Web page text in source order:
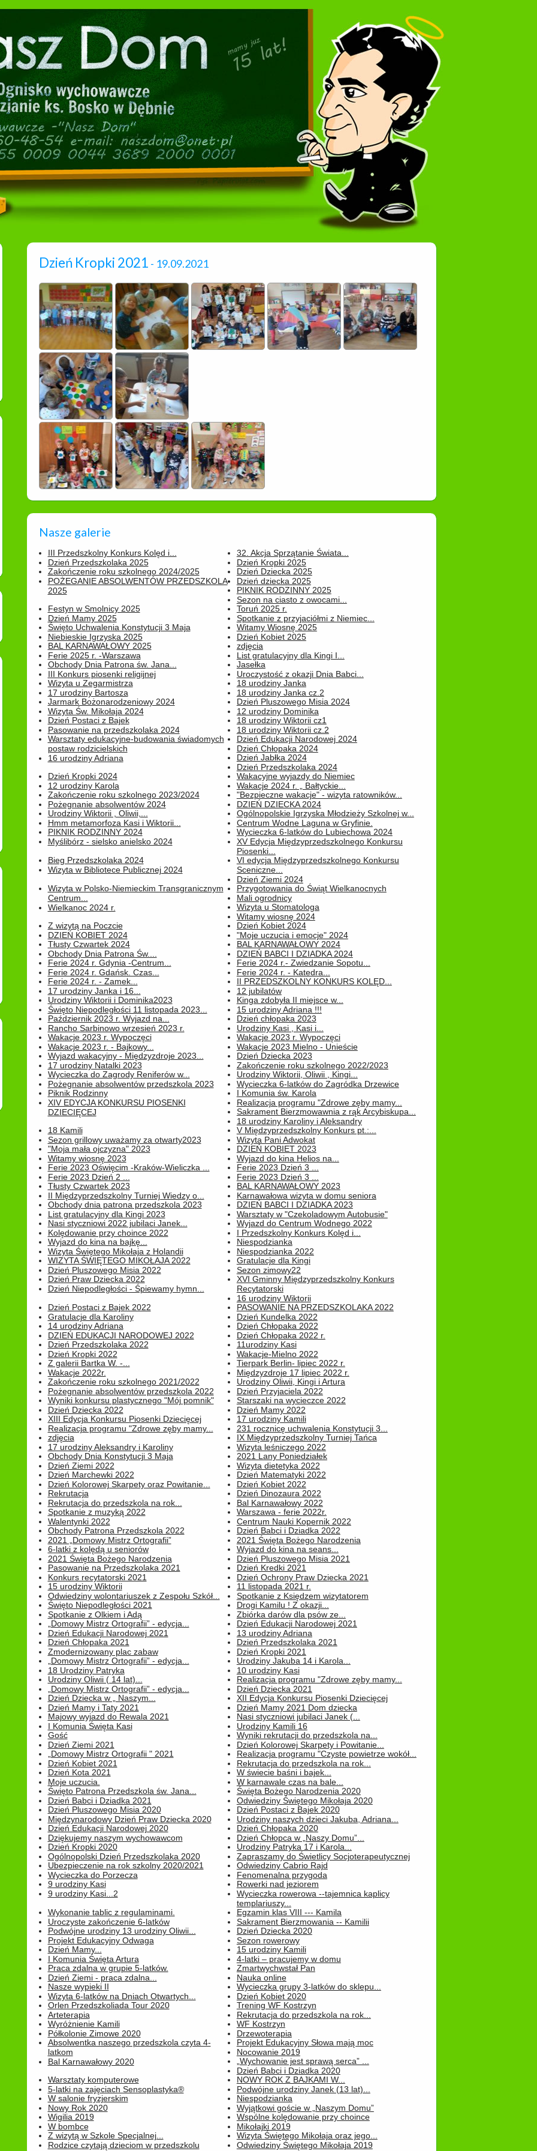
Dzień Kropki 2021 - 19.09.2021
Nasze galerie
III Przedszkolny Konkurs Kolęd i...
Dzień Przedszkolaka 2025
32. Akcja Sprzątanie Świata...
Dzień Kropki 2025
Zakończenie roku szkolnego 2024/2025
POŻEGANIE ABSOLWENTÓW PRZEDSZKOLA
2025
Dzień Dziecka 2025
Dzień dziecka 2025
PIKNIK RODZINNY 2025
Sezon na ciasto z owocami...
Festyn w Smolnicy 2025
Dzień Mamy 2025
Toruń 2025 r.
Spotkanie z przyjaciółmi z Niemiec...
Święto Uchwalenia Konstytucji 3 Maja
Niebieskie Igrzyska 2025
Witamy Wiosnę 2025
Dzień Kobiet 2025
BAL KARNAWAŁOWY 2025
Ferie 2025 r. -Warszawa
zdjęcia
List gratulacyjny dla Kingi I...
Obchody Dnia Patrona św. Jana...
III Konkurs piosenki religijnej
Jasełka
Uroczystość z okazji Dnia Babci...
Wizyta u Zegarmistrza
17 urodziny Bartosza
18 urodziny Janka
18 urodziny Janka cz.2
Jarmark Bożonarodzeniowy 2024
Wizyta Św. Mikołaja 2024
Dzień Pluszowego Misia 2024
12 urodziny Dominika
Dzień Postaci z Bajek
Pasowanie na przedszkolaka 2024
18 urodziny Wiktorii cz1
18 urodziny Wiktorii cz.2
Warsztaty edukacyjne-budowania świadomych
postaw rodzicielskich
16 urodziny Adriana
Dzień Edukacji Narodowej 2024
Dzień Chłopaka 2024
Dzień Jabłka 2024
Dzień Przedszkolaka 2024
Dzień Kropki 2024
12 urodziny Karola
Wakacyjne wyjazdy do Niemiec
Wakacje 2024 r. „ Bałtyckie...
Zakończenie roku szkolnego 2023/2024
Pożegnanie absolwentów 2024
"Bezpieczne wakacje" - wizyta ratowników...
DZIEŃ DZIECKA 2024
Urodziny Wiktorii , Oliwii,...
Hmm metamorfoza Kasi i Wiktorii...
Ogólnopolskie Igrzyska Młodzieży Szkolnej w...
Centrum Wodne Laguna w Gryfinie.
PIKNIK RODZINNY 2024
Myślibórz - sielsko anielsko 2024
Wycieczka 6-latków do Lubiechowa 2024
XV Edycja Międzyprzedszkolnego Konkursu
Piosenki...
Bieg Przedszkolaka 2024
Wizyta w Bibliotece Publicznej 2024
VI edycja Międzyprzedszkolnego Konkursu
Sceniczne...
Dzień Ziemi 2024
Wizyta w Polsko-Niemieckim Transgranicznym
Centrum...
Wielkanoc 2024 r.
Przygotowania do Świąt Wielkanocnych
Mali ogrodnicy
Wizyta u Stomatologa
Witamy wiosnę 2024
Z wizytą na Poczcie
DZIEŃ KOBIET 2024
Dzień Kobiet 2024
"Moje uczucia i emocje" 2024
Tłusty Czwartek 2024
Obchody Dnia Patrona Św....
BAL KARNAWAŁOWY 2024
DZIEŃ BABCI I DZIADKA 2024
Ferie 2024 r. Gdynia -Centrum...
Ferie 2024 r. Gdańsk. Czas...
Ferie 2024 r.- Zwiedzanie Sopotu...
Ferie 2024 r. - Katedra...
Ferie 2024 r. - Zamek...
17 urodziny Janka i 16...
II PRZEDSZKOLNY KONKURS KOLĘD...
12 jubilatów
Urodziny Wiktorii i Dominika2023
Święto Niepodległości 11 listopada 2023...
Kinga zdobyła II miejsce w...
15 urodziny Adriana !!!
Październik 2023 r. Wyjazd na...
Rancho Sarbinowo wrzesień 2023 r.
Dzień chłopaka 2023
Urodziny Kasi , Kasi i...
Wakacje 2023 r. Wypoczęci
Wakacje 2023 r. - Bajkowy...
Wakacje 2023 r. Wypoczęci
Wakacje 2023 Mielno - Unieście
Wyjazd wakacyjny - Międzyzdroje 2023...
17 urodziny Natalki 2023
Dzień Dziecka 2023
Zakończenie roku szkolnego 2022/2023
Wycieczka do Zagrody Reniferów w...
Pożegnanie absolwentów przedszkola 2023
Urodziny Wiktorii, Oliwii , Kingi...
Wycieczka 6-latków do Zagródka Drzewice
Piknik Rodzinny
XIV EDYCJA KONKURSU PIOSENKI
DZIECIĘCEJ
I Komunia św. Karola
Realizacja programu "Zdrowe zęby mamy...
Sakrament Bierzmowawnia z rąk Arcybiskupa...
18 urodziny Karoliny i Aleksandry
18 Kamili
Sezon grillowy uważamy za otwarty2023
V Międzyprzedszkolny Konkurs pt.:...
Wizyta Pani Adwokat
"Moja mała ojczyzna" 2023
Witamy wiosnę 2023
DZIEŃ KOBIET 2023
Wyjazd do kina Helios na...
Ferie 2023 Oświęcim -Kraków-Wieliczka ...
Ferie 2023 Dzień 2 ...
Ferie 2023 Dzień 3 ...
Ferie 2023 Dzień 3 ...
Tłusty Czwartek 2023
II Międzyprzedszkolny Turniej Wiedzy o...
BAL KARNAWAŁOWY 2023
Karnawałowa wizyta w domu seniora
Obchody dnia patrona przedszkola 2023
List gratulacyjny dla Kingi 2023
DZIEŃ BABCI I DZIADKA 2023
Warsztaty w "Czekoladowym Autobusie"
Nasi styczniowi 2022 jubilaci Janek...
Kolędowanie przy choince 2022
Wyjazd do Centrum Wodnego 2022
I Przedszkolny Konkurs Kolęd i...
Wyjazd do kina na bajkę...
Wizyta Świętego Mikołaja z Holandii
Niespodzianka
Niespodzianka 2022
WIZYTA ŚWIĘTEGO MIKOŁAJA 2022
Dzień Pluszowego Misia 2022
Gratulacje dla Kingi
Sezon zimowy22
Dzień Praw Dziecka 2022
Dzień Niepodległości - Śpiewamy hymn...
XVI Gminny Międzyprzedszkolny Konkurs
Recytatorski
16 urodziny Wiktorii
Dzień Postaci z Bajek 2022
Gratulacje dla Karoliny
PASOWANIE NA PRZEDSZKOLAKA 2022
Dzień Kundelka 2022
14 urodziny Adriana
DZIEŃ EDUKACJI NARODOWEJ 2022
Dzień Chłopaka 2022
Dzień Chłopaka 2022 r.
Dzień Przedszkolaka 2022
Dzień Kropki 2022
11urodziny Kasi
Wakacje-Mielno 2022
Z galerii Bartka W. -...
Wakacje 2022r.
Tierpark Berlin- lipiec 2022 r.
Międzyzdroje 17 lipiec 2022 r.
Zakończenie roku szkolnego 2021/2022
Pożegnanie absolwentów przedszkola 2022
Urodziny Oliwii, Kingi i Artura
Dzień Przyjaciela 2022
Wyniki konkursu plastycznego "Mój pomnik"
Dzień Dziecka 2022
Starszaki na wycieczce 2022
Dzień Mamy 2022
XIII Edycja Konkursu Piosenki Dziecięcej
Realizacja programu "Zdrowe zęby mamy...
17 urodziny Kamili
231 rocznicę uchwalenia Konstytucji 3...
zdjęcia
17 urodziny Aleksandry i Karoliny
IX Międzyprzedszkolny Turniej Tańca
Wizyta leśniczego 2022
Obchody Dnia Konstytucji 3 Maja
Dzień Ziemi 2022
2021 Lany Poniedziałek
Wizyta dietetyka 2022
Dzień Marchewki 2022
Dzień Kolorowej Skarpety oraz Powitanie...
Dzień Matematyki 2022
Dzień Kobiet 2022
Rekrutacja
Rekrutacja do przedszkola na rok...
Dzień Dinozaura 2022
Bal Karnawałowy 2022
Spotkanie z muzyką 2022
Walentynki 2022
Warszawa - ferie 2022r.
Centrum Nauki Kopernik 2022
Obchody Patrona Przedszkola 2022
2021 „Domowy Mistrz Ortografii”
Dzień Babci i Dziadka 2022
2021 Święta Bożego Narodzenia
6-latki z kolędą u seniorów
2021 Święta Bożego Narodzenia
Wyjazd do kina na seans...
Dzień Pluszowego Misia 2021
Pasowanie na Przedszkolaka 2021
Konkurs recytatorski 2021
Dzień Kredki 2021
Dzień Ochrony Praw Dziecka 2021
15 urodziny Wiktorii
Odwiedziny wolontariuszek z Zespołu Szkół...
11 listopada 2021 r.
Spotkanie z Księdzem wizytatorem
Święto Niepodległości 2021
Spotkanie z Olkiem i Adą
Drogi Kamilu ! Z okazji...
Zbiórka darów dla psów ze...
„Domowy Mistrz Ortografii” - edycja...
Dzień Edukacji Narodowej 2021
Dzień Edukacji Narodowej 2021
13 urodziny Adriana
Dzień Chłopaka 2021
Zmodernizowany plac zabaw
Dzień Przedszkolaka 2021
Dzień Kropki 2021
„Domowy Mistrz Ortografii” - edycja...
18 Urodziny Patryka
Urodziny Jakuba 14 i Karola...
10 urodziny Kasi
Urodziny Oliwii ( 14 lat)...
„Domowy Mistrz Ortografii” - edycja...
Realizacja programu "Zdrowe zęby mamy...
Dzień Dziecka 2021
Dzień Dziecka w „ Naszym...
Dzień Mamy i Taty 2021
XII Edycja Konkursu Piosenki Dziecięcej
Dzień Mamy 2021 Dom dziecka
Majowy wyjazd do Rewala 2021
I Komunia Święta Kasi
Nasi styczniowi jubilaci Janek (...
Urodziny Kamili 16
Gość
Dzień Ziemi 2021
Wyniki rekrutacji do przedszkola na...
Dzień Kolorowej Skarpety i Powitanie...
„Domowy Mistrz Ortografii " 2021
Dzień Kobiet 2021
Realizacja programu "Czyste powietrze wokół...
Rekrutacja do przedszkola na rok...
Dzień Kota 2021
Moje uczucia.
W świecie baśni i bajek...
W karnawale czas na bale...
Święto Patrona Przedszkola św. Jana...
Dzień Babci i Dziadka 2021
Święta Bożego Narodzenia 2020
Odwiedziny Świętego Mikołaja 2020
Dzień Pluszowego Misia 2020
Międzynarodowy Dzień Praw Dziecka 2020
Dzień Postaci z Bajek 2020
Urodziny naszych dzieci Jakuba, Adriana...
Dzień Edukacji Narodowej 2020
Dziękujemy naszym wychowawcom
Dzień Chłopaka 2020
Dzień Chłopca w „Naszy Domu”...
Dzień Kropki 2020
Ogólnopolski Dzień Przedszkolaka 2020
Urodziny Patryka 17 i Karola...
Zapraszamy do Świetlicy Socjoterapeutycznej
Ubezpieczenie na rok szkolny 2020/2021
Wycieczka do Porzecza
Odwiedziny Cabrio Rajd
Fenomenalna przygoda
9 urodziny Kasi
9 urodziny Kasi...2
Rowerki nad jeziorem
Wycieczka rowerowa --tajemnica kaplicy
templariuszy...
Wykonanie tablic z regulaminami.
Uroczyste zakończenie 6-latków
Egzamin klas VIII --- Kamila
Sakrament Bierzmowania -- Kamilii
Podwójne urodziny 13 urodziny Oliwii...
Projekt Edukacyjny Odwaga
Dzień Dziecka 2020
Sezon rowerowy
Dzień Mamy...
I Komunia Święta Artura
15 urodziny Kamili
4-latki – pracujemy w domu
Praca zdalna w grupie 5-latków.
Dzień Ziemi - praca zdalna...
Zmartwychwstał Pan
Nauka online
Nasze wypieki II
Wizyta 6-latków na Dniach Otwartych...
Wycieczka grupy 3-latków do sklepu...
Dzień Kobiet 2020
Orlen Przedszkoliada Tour 2020
Arteterapia
Trening WF Kostrzyn
Rekrutacja do przedszkola na rok...
Wyróżnienie Kamili
Półkolonie Zimowe 2020
WF Kostrzyn
Drzewoterapia
Absolwentka naszego przedszkola czyta 4-
latkom
Bal Karnawałowy 2020
Projekt Edukacyjny Słowa mają moc
Nocowanie 2019
„Wychowanie jest sprawą serca” ...
Dzień Babci i Dziadka 2020
Warsztaty komputerowe
5-latki na zajęciach Sensoplastyka®
NOWY ROK Z BAJKAMI W...
Podwójne urodziny Janek (13 lat)...
W salonie fryzjerskim
Nowy Rok 2020
Niespodzianka
Wyjątkowi goście w „Naszym Domu”
Wigilia 2019
W bombce
Wspólne kolędowanie przy choince
Mikołajki 2019
Z wizytą w Szkole Specjalnej...
Rodzice czytają dzieciom w przedszkolu
Wizyta Świętego Mikołaja oraz jego...
Odwiedziny Świętego Mikołaja 2019